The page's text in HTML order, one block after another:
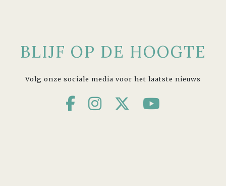
BLIJF OP DE HOOGTE
Volg onze sociale media voor het laatste nieuws